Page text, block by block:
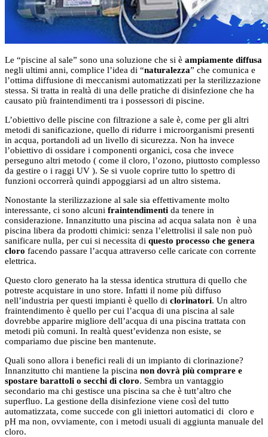
Le “piscine al sale” sono una soluzione che si è ampiamente diffusa
negli ultimi anni, complice l’idea di “naturalezza” che comunica e
l’ottima diffusione di meccanismi automatizzati per la sterilizzazione
stessa. Si tratta in realtà di una delle pratiche di disinfezione che ha
causato più fraintendimenti tra i possessori di piscine.
L’obiettivo delle piscine con filtrazione a sale è, come per gli altri
metodi di sanificazione, quello di ridurre i microorganismi presenti
in acqua, portandoli ad un livello di sicurezza. Non ha invece
l’obiettivo di ossidare i componenti organici, cosa che invece
perseguno altri metodo ( come il cloro, l’ozono, piuttosto complesso
da gestire o i raggi UV ). Se si vuole coprire tutto lo spettro di
funzioni occorrerà quindi appoggiarsi ad un altro sistema.
Nonostante la sterilizzazione al sale sia effettivamente molto
interessante, ci sono alcuni fraintendimenti da tenere in
considerazione. Innanzitutto una piscina ad acqua salata non è una
piscina libera da prodotti chimici: senza l’elettrolisi il sale non può
sanificare nulla, per cui si necessita di questo processo che genera
cloro facendo passare l’acqua attraverso celle caricate con corrente
elettrica.
Questo cloro generato ha la stessa identica struttura di quello che
potreste acquistare in uno store. Infatti il nome più diffuso
nell’industria per questi impianti è quello di clorinatori. Un altro
fraintendimento è quello per cui l’acqua di una piscina al sale
dovrebbe apparire migliore dell’acqua di una piscina trattata con
metodi più comuni. In realtà quest’evidenza non esiste, se
compariamo due piscine ben mantenute.
Quali sono allora i benefici reali di un impianto di clorinazione?
Innanzitutto chi mantiene la piscina non dovrà più comprare e
spostare barattoli o secchi di cloro. Sembra un vantaggio
secondario ma chi gestisce una piscina sa che è tutt’altro che
superfluo. La gestione della disinfezione viene così del tutto
automatizzata, come succede con gli iniettori automatici di cloro e
pH ma non, ovviamente, con i metodi usuali di aggiunta manuale del
cloro.